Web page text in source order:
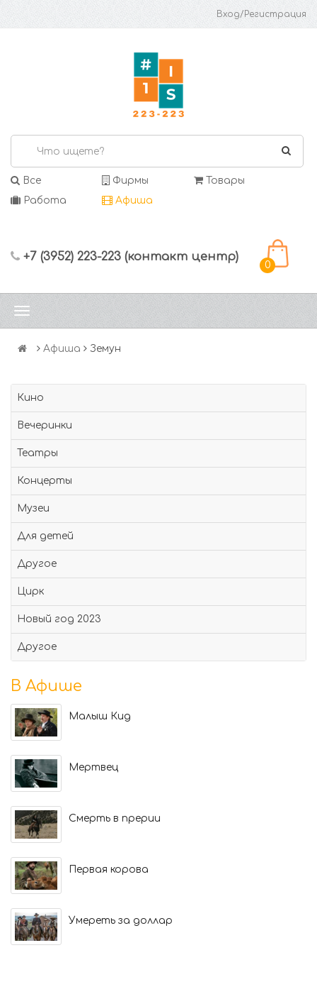
Вход/Регистрация
Все Фирмы
Товары
Работа
Афиша
+7 (3952) 223-223 (контакт центр)
0
Афиша Земун
Кино
Вечеринки
Театры
Концерты
Музеи
Для детей
Другое
Цирк
Новый год 2023
Другое
В Афише
Малыш Кид
Мертвец
Смерть в прерии
Первая корова
Умереть за доллар